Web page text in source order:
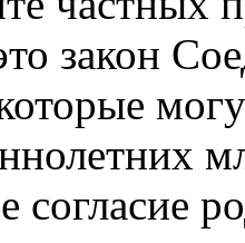
закон
согласие